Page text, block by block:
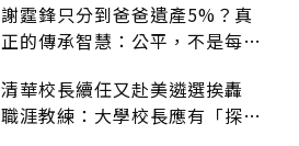
謝霆鋒只分到爸爸遺產5%？真
正的傳承智慧：公平，不是每個
清華校長續任又赴美遴選挨轟
職涯教練：大學校長應有「探